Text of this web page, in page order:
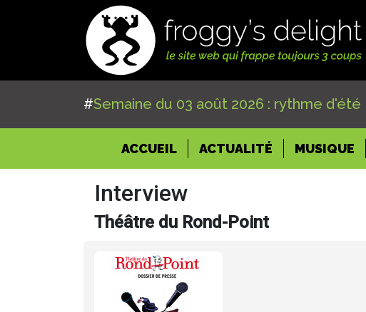
#Semaine du 03 août 2026 : rythme d'été
ACCUEIL(CURRENT)
ACTUALITÉ MUSIQUE
Interview
Théâtre du Rond-Point